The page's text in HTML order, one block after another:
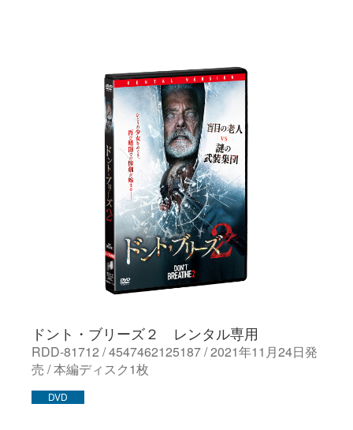
ドント・ブリーズ２ レンタル専用
RDD-81712 / 4547462125187 / 2021年11月24日発
売 / 本編ディスク1枚
DVD